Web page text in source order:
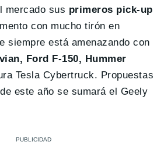
mercado sus primeros pick-up
con mucho tirón en
siempre está amenazando con
Ford F-150, Hummer
Tesla Cybertruck. Propuestas
este año se sumará el Geely